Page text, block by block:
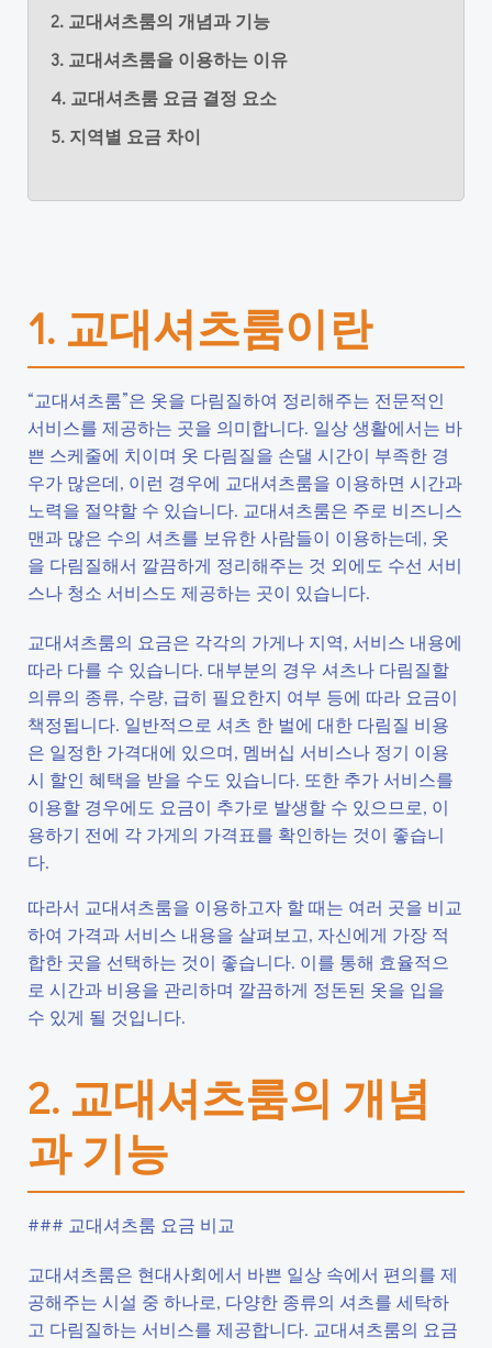
2. 교대셔츠룸의 개념과 기능
3. 교대셔츠룸을 이용하는 이유
4. 교대셔츠룸 요금 결정 요소
5. 지역별 요금 차이
1. 교대셔츠룸이란
“교대셔츠룸”은 옷을 다림질하여 정리해주는 전문적인
서비스를 제공하는 곳을 의미합니다. 일상 생활에서는 바
쁜 스케줄에 치이며 옷 다림질을 손댈 시간이 부족한 경
우가 많은데, 이런 경우에 교대셔츠룸을 이용하면 시간과
노력을 절약할 수 있습니다. 교대셔츠룸은 주로 비즈니스
맨과 많은 수의 셔츠를 보유한 사람들이 이용하는데, 옷
을 다림질해서 깔끔하게 정리해주는 것 외에도 수선 서비
스나 청소 서비스도 제공하는 곳이 있습니다.
교대셔츠룸의 요금은 각각의 가게나 지역, 서비스 내용에
따라 다를 수 있습니다. 대부분의 경우 셔츠나 다림질할
의류의 종류, 수량, 급히 필요한지 여부 등에 따라 요금이
책정됩니다. 일반적으로 셔츠 한 벌에 대한 다림질 비용
은 일정한 가격대에 있으며, 멤버십 서비스나 정기 이용
시 할인 혜택을 받을 수도 있습니다. 또한 추가 서비스를
이용할 경우에도 요금이 추가로 발생할 수 있으므로, 이
용하기 전에 각 가게의 가격표를 확인하는 것이 좋습니
다.
따라서 교대셔츠룸을 이용하고자 할 때는 여러 곳을 비교
하여 가격과 서비스 내용을 살펴보고, 자신에게 가장 적
합한 곳을 선택하는 것이 좋습니다. 이를 통해 효율적으
로 시간과 비용을 관리하며 깔끔하게 정돈된 옷을 입을
수 있게 될 것입니다.
2. 교대셔츠룸의 개념
과 기능
### 교대셔츠룸 요금 비교
교대셔츠룸은 현대사회에서 바쁜 일상 속에서 편의를 제
공해주는 시설 중 하나로, 다양한 종류의 셔츠를 세탁하
고 다림질하는 서비스를 제공합니다. 교대셔츠룸의 요금